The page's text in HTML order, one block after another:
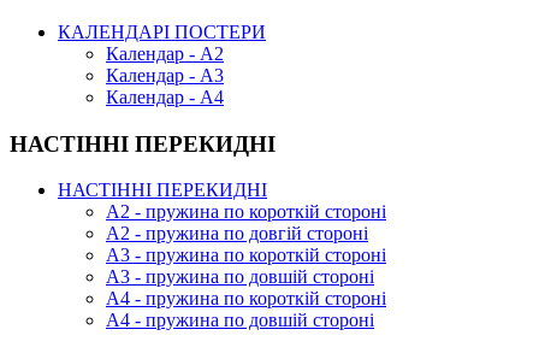
КАЛЕНДАРІ ПОСТЕРИ
Календар - А2
Календар - А3
Календар - А4
НАСТІННІ ПЕРЕКИДНІ
НАСТІННІ ПЕРЕКИДНІ
А2 - пружина по короткій стороні
А2 - пружина по довгій стороні
А3 - пружина по короткій стороні
А3 - пружина по довшій стороні
А4 - пружина по короткій стороні
А4 - пружина по довшій стороні